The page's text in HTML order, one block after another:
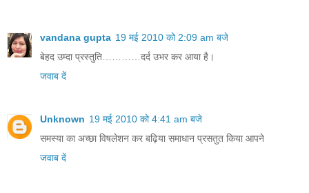
vandana gupta 19 मई 2010 को 2:09 am बजे
बेहद उम्दा प्रस्तुति…………दर्द उभर कर आया है।
जवाब दें
Unknown 19 मई 2010 को 4:41 am बजे
समस्या का अच्छा विषलेशन कर बढ़िया समाधान प्रसतुत किया आपने
जवाब दें